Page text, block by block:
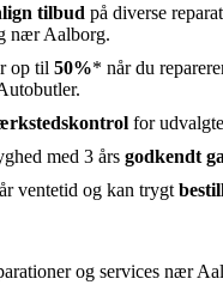
tilbud på diverse
nær Aalborg.
op til 50%* når du
for
med 3 års godkendt
ventetid og kan trygt
og services nær